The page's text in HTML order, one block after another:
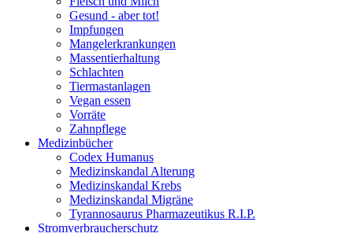
Gesund - aber tot!
Impfungen
Mangelerkrankungen
Massentierhaltung
Schlachten
Tiermastanlagen
Vegan essen
Vorräte
Zahnpflege
Medizinbücher
Codex Humanus
Medizinskandal Alterung
Medizinskandal Krebs
Medizinskandal Migräne
Tyrannosaurus Pharmazeutikus R.I.P.
Stromverbraucherschutz